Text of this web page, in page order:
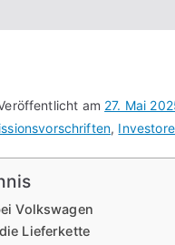
am 27. Mai
,
Volkswagen
Lieferkette